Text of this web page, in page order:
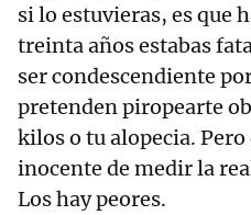
si lo estuvieras, es que
treinta años estabas
ser condescendiente
pretenden piropearte
kilos o tu alopecia. Pero
inocente de medir la
Los hay peores.